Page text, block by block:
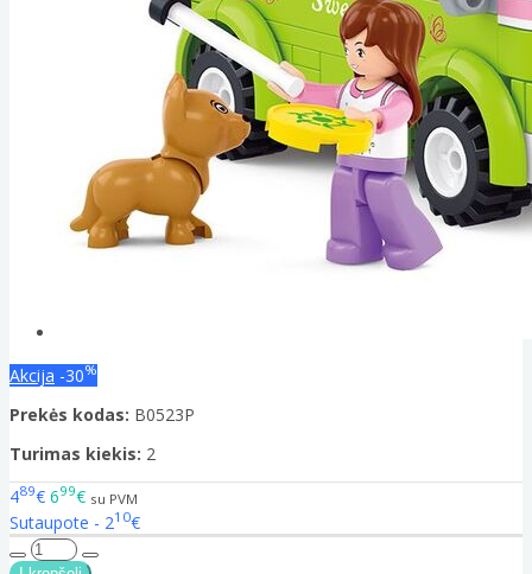
Akcija -30%
Prekės kodas: B0523P
Turimas kiekis: 2
489€ 699€ su PVM
Sutaupote - 210€